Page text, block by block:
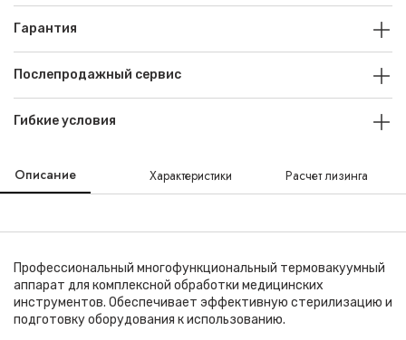
Гарантия
Послепродажный сервис
Гибкие условия
Описание Характеристики Расчет лизинга
Профессиональный многофункциональный термовакуумный
аппарат для комплексной обработки медицинских
инструментов. Обеспечивает эффективную стерилизацию и
подготовку оборудования к использованию.